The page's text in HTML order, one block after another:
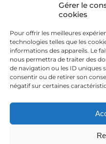
Gérer le
cookies
Pour offrir les meilleures
technologies telles que les
informations des appareils. Le
nous permettra de traiter des
de navigation ou les ID uniques
consentir ou de retirer son
négatif sur certaines